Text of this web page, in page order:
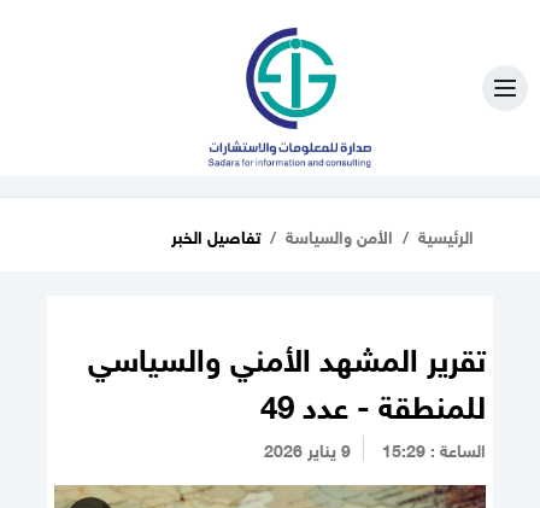
الرئيسية الأمن والسياسة تفاصيل الخبر
تقرير المشهد الأمني والسياسي
للمنطقة - عدد 49
الساعة : 15:29 9 يناير 2026